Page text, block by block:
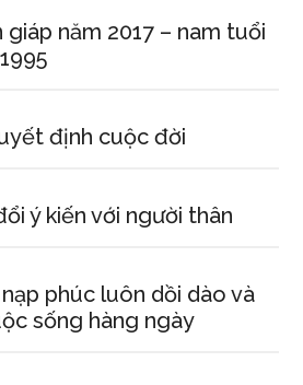
giáp năm 2017 – nam tuổi
định cuộc đời
ý kiến với người thân
phúc luôn dồi dào và
sống hàng ngày